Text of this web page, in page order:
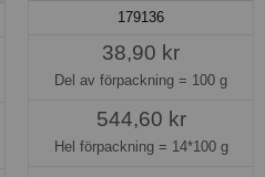
179136
38,90 kr
Del av förpackning = 100 g
544,60 kr
Hel förpackning = 14*100 g